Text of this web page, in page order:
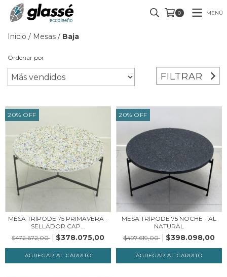
0 MENÚ
Inicio / Mesas / Baja
Ordenar por
FILTRAR
20% OFF
MESA TRÍPODE 75 PRIMAVERA -
SELLADOR CAP...
$472.672,00
$378.075,00
20% OFF
MESA TRÍPODE 75 NOCHE - AL
NATURAL
$497.619,00
$398.098,00